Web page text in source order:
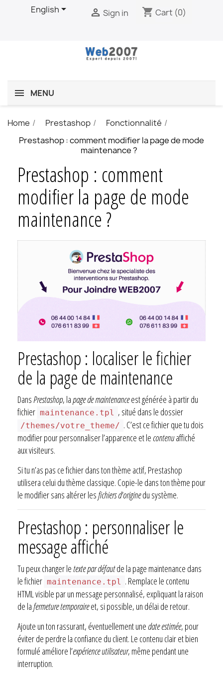
English  Sign in shopping_cart Cart (0)
MENU
Home Prestashop
Fonctionnalité
Prestashop : comment modifier la page de mode
maintenance ?
Prestashop : comment
modifier la page de mode
maintenance ?
Prestashop : localiser le fichier
de la page de maintenance
DansPrestashop, lapage de maintenanceest générée à partir du
fichier maintenance.tpl , situé dans le dossier
/themes/votre_theme/ . C’est ce fichier que tu dois
modifier pour personnaliser l’apparence et le contenuaffiché
aux visiteurs.
Si tu n’as pas ce fichier dans ton thème actif, Prestashop
utilisera celui du thème classique. Copie-le dans ton thème pour
le modifier sans altérer lesfichiers d'originedu système.
Prestashop : personnaliser le
message affiché
Tu peux changer letexte par défautde la page maintenance dans
le fichier maintenance.tpl
. Remplace le contenu
HTML visible par un message personnalisé, expliquant la raison
de lafermeture temporaireet, si possible, un délai de retour.
Ajoute un ton rassurant, éventuellement une date estimée, pour
éviter de perdre la confiance du client. Le contenu clair et bien
formulé améliore l’expérience utilisateur, même pendant une
interruption.